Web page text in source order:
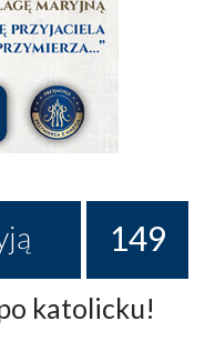
149
katolicku!